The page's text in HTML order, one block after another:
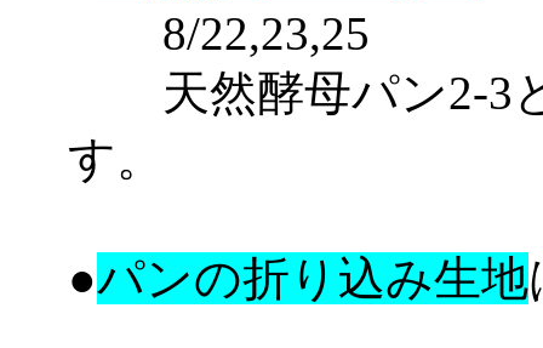
8/22,23,25
天然酵母パン2-3と
す。
●パンの折り込み生地